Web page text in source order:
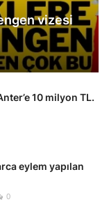
vizesi
10 milyon TL.
eylem yapılan
0